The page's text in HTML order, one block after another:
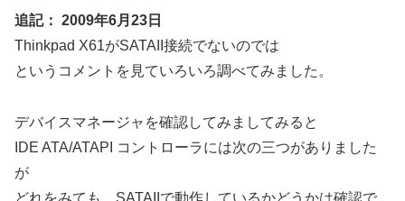
追記： 2009年6月23日
Thinkpad X61がSATAII接続でないのでは
というコメントを見ていろいろ調べてみました。
デバイスマネージャを確認してみましてみると
IDE ATA/ATAPI コントローラには次の三つがありました
が
どれをみても、SATAIIで動作しているかどうかは確認で